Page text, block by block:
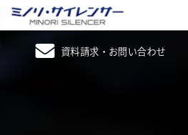
資料請求・お問い合わせ